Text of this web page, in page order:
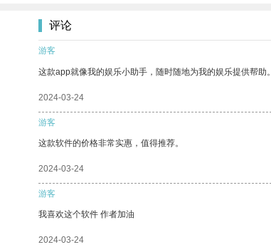
评论
游客
这款app就像我的娱乐小助手，随时随地为我的娱乐提供帮助。
2024-03-24
游客
这款软件的价格非常实惠，值得推荐。
2024-03-24
游客
我喜欢这个软件 作者加油
2024-03-24